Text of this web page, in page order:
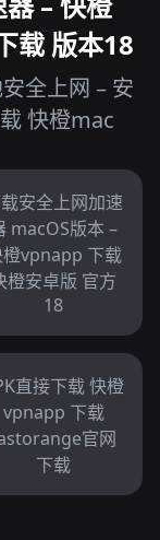
载 版本18
全上网 – 安
快橙mac
安全上网加速
macOS版本 –
vpnapp 下载
橙安卓版 官方
18
直接下载 快橙
vpnapp 下载
官网
下载